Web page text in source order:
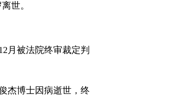
世。
月被法院终审裁定判
杰博士因病逝世，终